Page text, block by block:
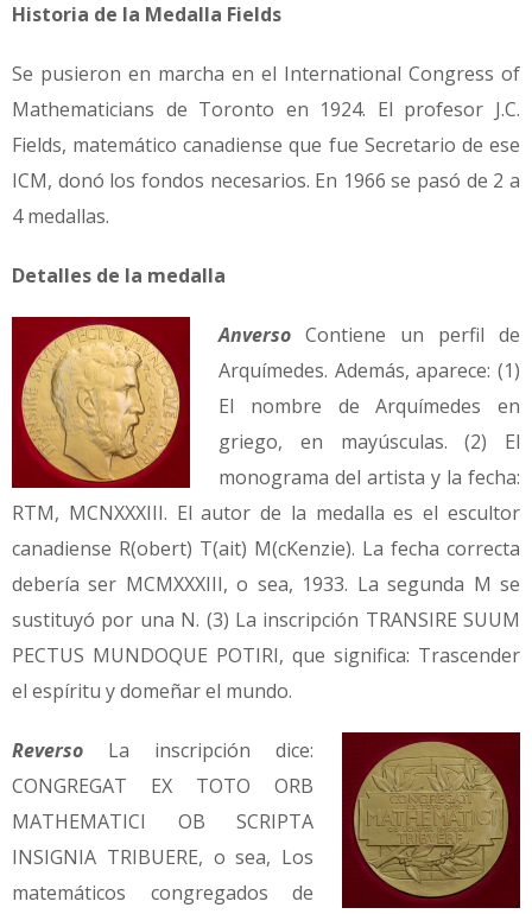
Historia de la Medalla Fields
Se pusieron en marcha en el International Congress of
Mathematicians de Toronto en 1924. El profesor J.C.
Fields, matemático canadiense que fue Secretario de ese
ICM, donó los fondos necesarios. En 1966 se pasó de 2 a
4 medallas.
Detalles de la medalla
Anverso Contiene un perfil de
Arquímedes. Además, aparece: (1)
El nombre de Arquímedes en
griego, en mayúsculas. (2) El
monograma del artista y la fecha:
RTM, MCNXXXIII. El autor de la medalla es el escultor
canadiense R(obert) T(ait) M(cKenzie). La fecha correcta
debería ser MCMXXXIII, o sea, 1933. La segunda M se
sustituyó por una N. (3) La inscripción TRANSIRE SUUM
PECTUS MUNDOQUE POTIRI, que significa: Trascender
el espíritu y domeñar el mundo.
Reverso La inscripción dice:
CONGREGAT EX TOTO ORB
MATHEMATICI OB SCRIPTA
INSIGNIA TRIBUERE, o sea, Los
matemáticos congregados de